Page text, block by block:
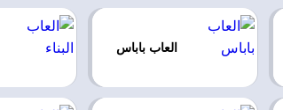
العاب باباس